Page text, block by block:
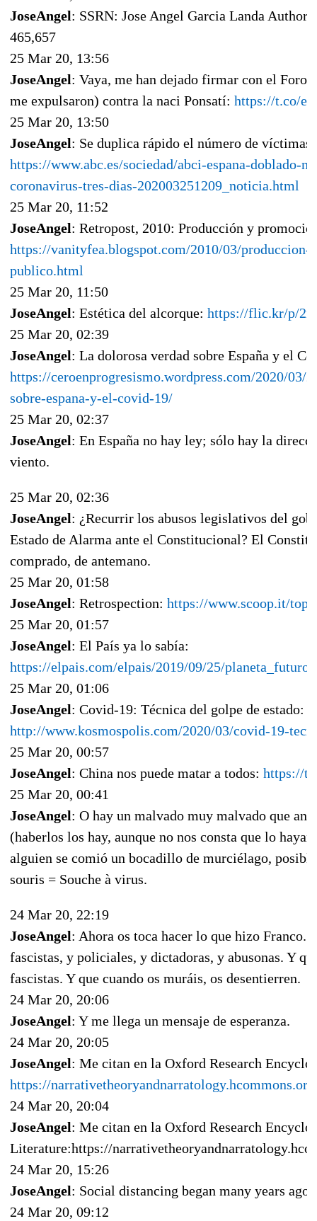
JoseAngel: SSRN: Jose Angel Garcia Landa Author
465,657
25 Mar 20, 13:56
JoseAngel: Vaya, me han dejado firmar con el Foro
me expulsaron) contra la naci Ponsatí: https://t.co/
25 Mar 20, 13:50
JoseAngel: Se duplica rápido el número de víctimas:
https://www.abc.es/sociedad/abci-espana-doblado-
coronavirus-tres-dias-202003251209_noticia.html
25 Mar 20, 11:52
JoseAngel: Retropost, 2010: Producción y
https://vanityfea.blogspot.com/2010/03/
publico.html
25 Mar 20, 11:50
JoseAngel: Estética del alcorque: https://flic.kr/p/
25 Mar 20, 02:39
JoseAngel: La dolorosa verdad sobre España y el
https://ceroenprogresismo.wordpress.com/2020/03/
sobre-espana-y-el-covid-19/
25 Mar 20, 02:37
JoseAngel: En España no hay ley; sólo hay la
viento.
25 Mar 20, 02:36
JoseAngel: ¿Recurrir los abusos legislativos del
Estado de Alarma ante el Constitucional? El
comprado, de antemano.
25 Mar 20, 01:58
JoseAngel: Retrospection: https://www.scoop.it/
25 Mar 20, 01:57
JoseAngel: El País ya lo sabía:
https://elpais.com/elpais/2019/09/25/
25 Mar 20, 01:06
JoseAngel: Covid-19: Técnica del golpe de estado:
http://www.kosmospolis.com/2020/03/covid-19-
25 Mar 20, 00:57
JoseAngel: China nos puede matar a todos: https://
25 Mar 20, 00:41
JoseAngel: O hay un malvado muy malvado que
(haberlos los hay, aunque no nos consta que lo
alguien se comió un bocadillo de murciélago,
souris = Souche à virus.
24 Mar 20, 22:19
JoseAngel: Ahora os toca hacer lo que hizo Franco.
fascistas, y policiales, y dictadoras, y abusonas. Y
fascistas. Y que cuando os muráis, os desentierren.
24 Mar 20, 20:06
JoseAngel: Y me llega un mensaje de esperanza.
24 Mar 20, 20:05
JoseAngel: Me citan en la Oxford Research
https://
24 Mar 20, 20:04
JoseAngel: Me citan en la Oxford Research
Literature:https://
24 Mar 20, 15:26
JoseAngel: Social distancing began many years ago.
24 Mar 20, 09:12